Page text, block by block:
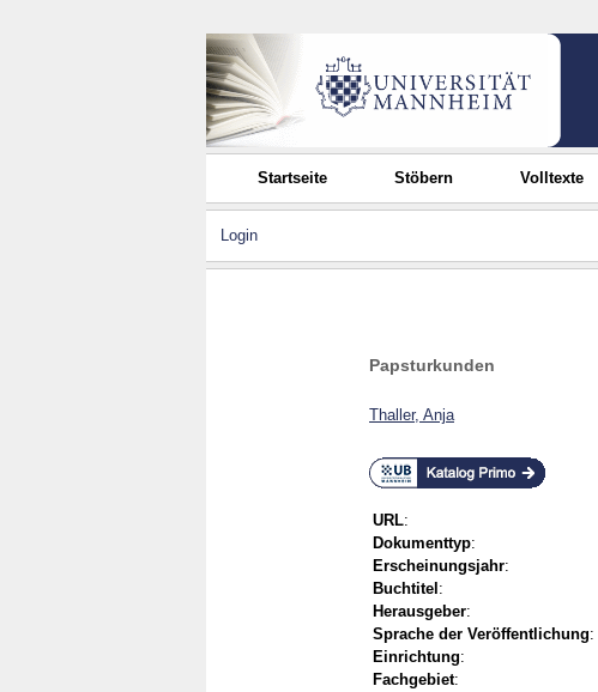
Startseite Stöbern Volltexte
Login
Papsturkunden
Thaller, Anja
URL:
Dokumenttyp:
Erscheinungsjahr:
Buchtitel :
Herausgeber:
Sprache der Veröffentlichung:
Einrichtung:
Fachgebiet: